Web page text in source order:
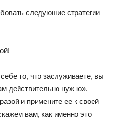
следующие стратегии
то, что заслуживаете, вы
действительно нужно».
и примените ее к своей
вам, как именно это